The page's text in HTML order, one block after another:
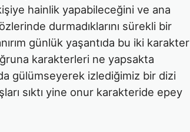
kişiye hainlik yapabileceğini ve ana
durmadıklarını sürekli bir
günlük yaşantıda bu iki karakter
karakterleri ne yapsakta
gülümseyerek izlediğimiz bir dizi
sıktı yine onur karakteride epey